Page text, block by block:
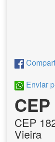
Enviar
CEP
Vieira